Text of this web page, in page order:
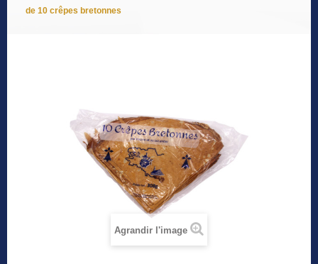
de 10 crêpes bretonnes
Agrandir l'image